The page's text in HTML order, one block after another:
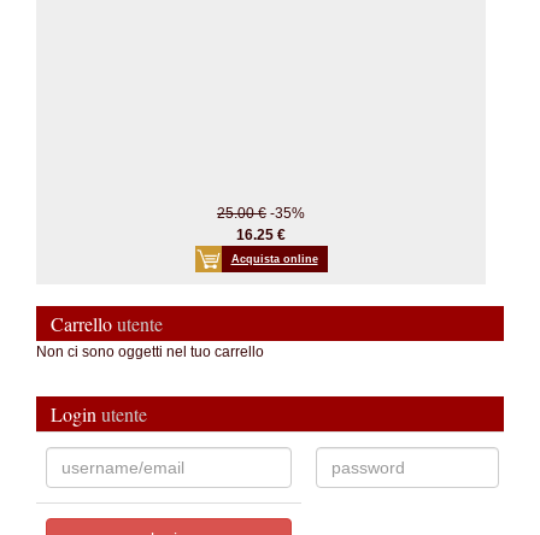
25.00 € -35%
16.25 €
Acquista online
Carrelloutente
Non ci sono oggetti nel tuo carrello
Login utente